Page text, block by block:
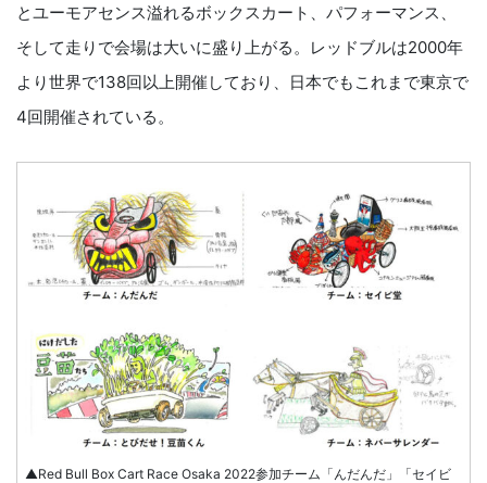
とユーモアセンス溢れるボックスカート、パフォーマンス、
そして走りで会場は大いに盛り上がる。レッドブルは2000年
より世界で138回以上開催しており、日本でもこれまで東京で
4回開催されている。
▲Red Bull Box Cart Race Osaka 2022参加チーム「んだんだ」「セイビ